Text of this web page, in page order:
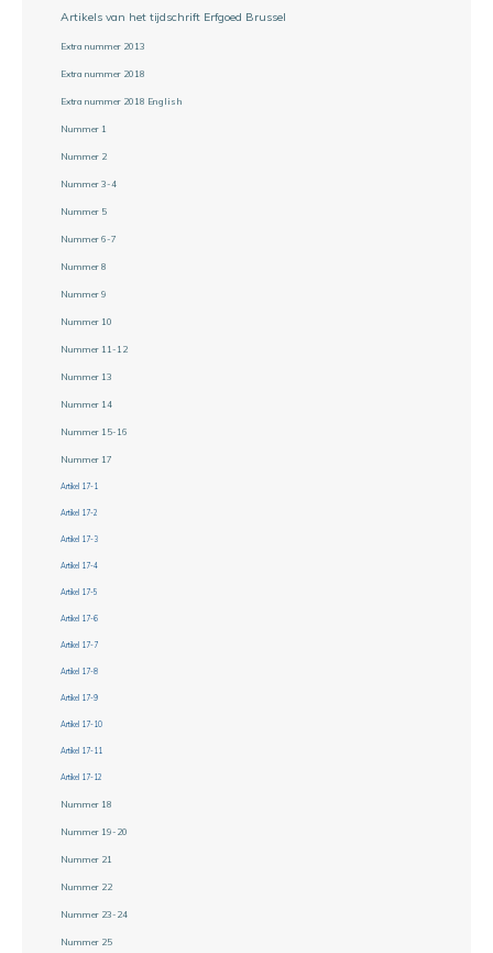
Artikels van het tijdschrift Erfgoed Brussel
Extra nummer 2013
Extra nummer 2018
Extra nummer 2018 English
Nummer 1
Nummer 2
Nummer 3-4
Nummer 5
Nummer 6-7
Nummer 8
Nummer 9
Nummer 10
Nummer 11-12
Nummer 13
Nummer 14
Nummer 15-16
Nummer 17
Artikel 17-1
Artikel 17-2
Artikel 17-3
Artikel 17-4
Artikel 17-5
Artikel 17-6
Artikel 17-7
Artikel 17-8
Artikel 17-9
Artikel 17-10
Artikel 17-11
Artikel 17-12
Nummer 18
Nummer 19-20
Nummer 21
Nummer 22
Nummer 23-24
Nummer 25